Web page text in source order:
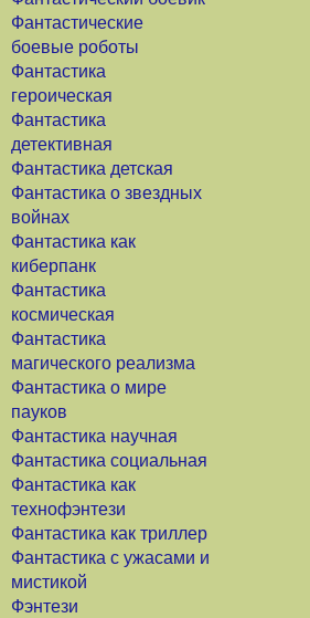
Фантастические
боевые роботы
Фантастика
героическая
Фантастика
детективная
Фантастика детская
Фантастика о звездных
войнах
Фантастика как
киберпанк
Фантастика
космическая
Фантастика
магического реализма
Фантастика о мире
пауков
Фантастика научная
Фантастика социальная
Фантастика как
технофэнтези
Фантастика как триллер
Фантастика с ужасами и
мистикой
Фэнтези